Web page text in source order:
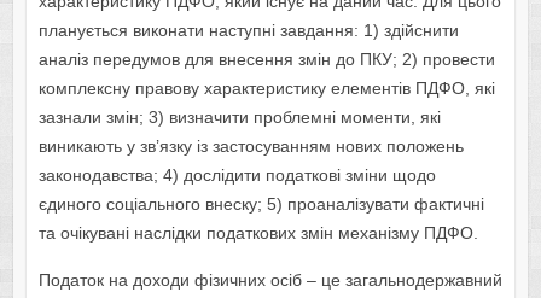
планується виконати наступні завдання: 1) здійснити
аналіз передумов для внесення змін до ПКУ; 2) провести
комплексну правову характеристику елементів ПДФО, які
зазнали змін; 3) визначити проблемні моменти, які
виникають у зв’язку із застосуванням нових положень
законодавства; 4) дослідити податкові зміни щодо
єдиного соціального внеску; 5) проаналізувати фактичні
та очікувані наслідки податкових змін механізму ПДФО.
Податок на доходи фізичних осіб – це загальнодержавний